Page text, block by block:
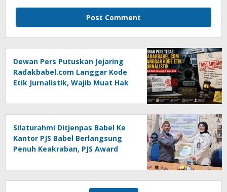
Dewan Pers Putuskan Jejaring
Radakbabel.com Langgar Kode
Etik Jurnalistik, Wajib Muat Hak
Silaturahmi Ditjenpas Babel Ke
Kantor PJS Babel Berlangsung
Penuh Keakraban, PJS Award
Agustina